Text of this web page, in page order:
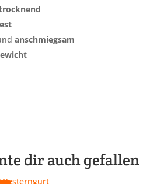
anschmiegsam
dir auch